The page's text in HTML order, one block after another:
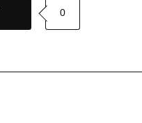
0